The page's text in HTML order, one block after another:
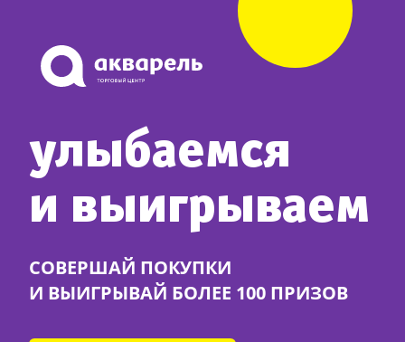
улыбаемся
и выигрываем
СОВЕРШАЙ ПОКУПКИ
И ВЫИГРЫВАЙ БОЛЕЕ 100 ПРИЗОВ